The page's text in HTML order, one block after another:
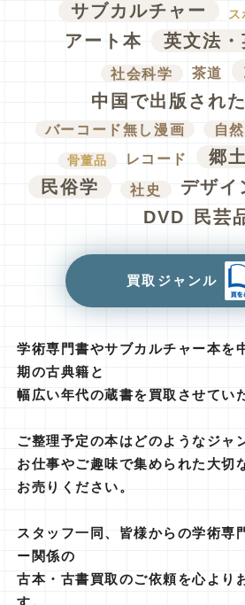
サブカルチャー ス
アート本 英文法
社会科学 茶道
中国で出版され
バーコード無し漫画 自
骨董品 レコード
郷
民俗学
社史 デザイ
DVD
民芸
買取ジャンル
学術専門書やサブカルチャー本を
期の古典籍と
幅広い年代の蔵書を買取させてい
ご整理予定の本はどのようなジャ
お仕事やご趣味で集められた大切
お売りください。
スタッフ一同、皆様からの学術専
ー関係の
古本・古書買取のご依頼を心より